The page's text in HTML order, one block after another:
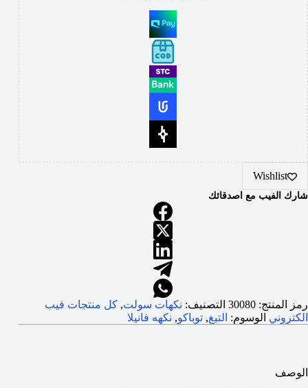
Wishlist
شارك الفيب مع اصدقائك
رمز المنتج: 30080 التصنيف: نكهات سولت, كل منتجات فيب
الكتروني الوسوم: التبغ, توباكو, نكهه فانيلا
الوصف